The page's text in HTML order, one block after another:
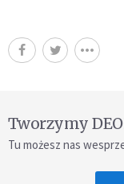
Tworzymy
Tu możesz nas